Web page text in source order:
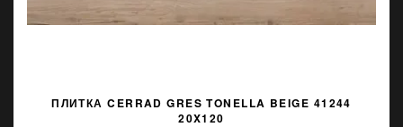
ПЛИТКА CERRAD GRES TONELLA BEIGE 41244
20X120